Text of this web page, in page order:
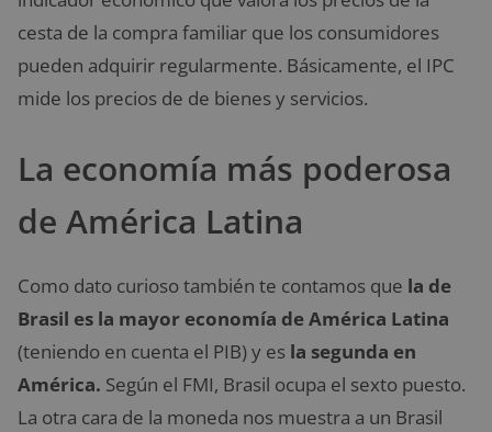
cesta de la compra familiar que los consumidores
pueden adquirir regularmente. Básicamente, el IPC
mide los precios de de bienes y servicios.
La economía más poderosa
de América Latina
Como dato curioso también te contamos que la de
Brasil es la mayor economía de América Latina
(teniendo en cuenta el PIB) y es la segunda en
América. Según el FMI, Brasil ocupa el sexto puesto.
La otra cara de la moneda nos muestra a un Brasil